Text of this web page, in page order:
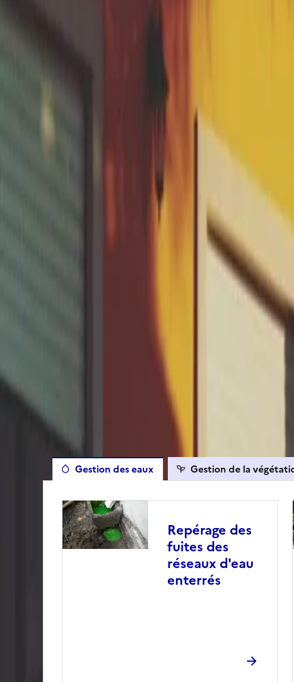
Un sol argileux a une perméabilité 10 à
éviter une mauvaise préconisation et
par le fonds de prévention jusqu'à 80%.
Vous voulez protéger votre
Les autres travaux éligibles
Gestion des eaux Gestion de la
Repérage des
fuites des
réseaux d'eau
enterrés